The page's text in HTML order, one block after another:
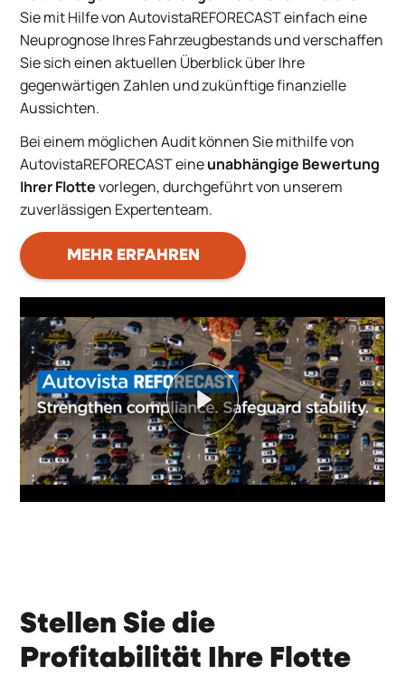
Play
Sie mit Hilfe von AutovistaREFORECAST einfach eine
Neuprognose Ihres Fahrzeugbestands und verschaffen
Sie sich einen aktuellen Überblick über Ihre
gegenwärtigen Zahlen und zukünftige finanzielle
Aussichten.
Bei einem möglichen Audit können Sie mithilfe von
AutovistaREFORECAST eineunabhängige Bewertung
Ihrer Flottevorlegen, durchgeführt von unserem
zuverlässigen Expertenteam.
MEHR ERFAHREN
Stellen Sie die
Profitabilität Ihre Flotte